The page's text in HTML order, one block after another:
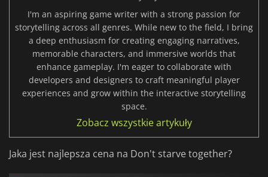
I'm an aspiring game writer with a strong passion for
storytelling across all genres. While new to the field, I bring
a deep enthusiasm for creating engaging narratives,
memorable characters, and immersive worlds that
enhance gameplay. I'm eager to collaborate with
developers and designers to craft meaningful player
experiences and grow within the interactive storytelling
space.
Zobacz wszystkie artykuły
Jaka jest najlepsza cena na Don't starve together?